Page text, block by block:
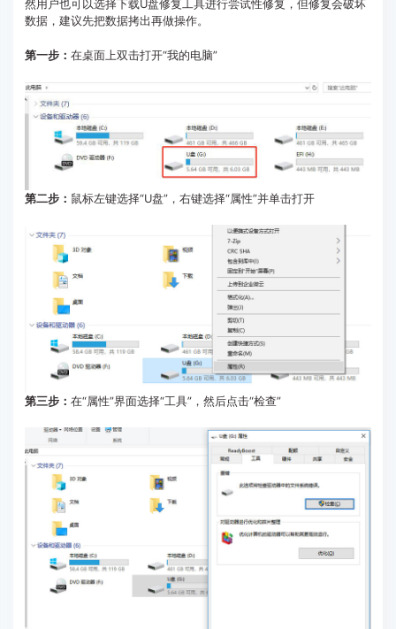
然用户也可以选择下载U盘修复工具进行尝试性修复，但修复会破坏
数据，建议先把数据拷出再做操作。
第一步： 在桌面上双击打开“我的电脑”
第二步： 鼠标左键选择“U盘”，右键选择“属性”并单击打开
第三步： 在“属性”界面选择“工具”，然后点击“检查”